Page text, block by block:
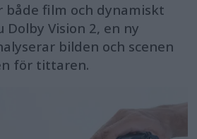
både film och dynamiskt
Dolby Vision 2, en ny
bilden och scenen
för tittaren.